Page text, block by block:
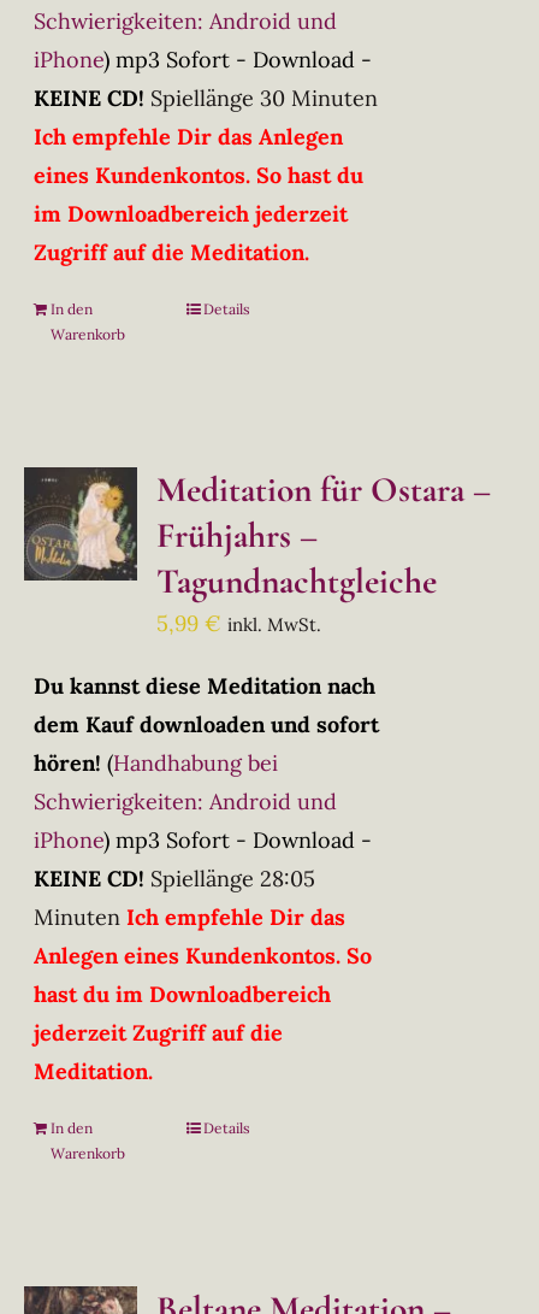
Schwierigkeiten: Android und
iPhone) mp3 Sofort - Download -
KEINE CD! Spiellänge 30 Minuten
Ich empfehle Dir das Anlegen
eines Kundenkontos. So hast du
im Downloadbereich jederzeit
Zugriff auf die Meditation.
In den
Warenkorb
Details
Meditation für Ostara –
Frühjahrs –
Tagundnachtgleiche
5,99€ inkl. MwSt.
Du kannst diese Meditation nach
dem Kauf downloaden und sofort
hören! (Handhabung bei
Schwierigkeiten: Android und
iPhone) mp3 Sofort - Download -
KEINE CD! Spiellänge 28:05
Minuten Ich empfehle Dir das
Anlegen eines Kundenkontos. So
hast du im Downloadbereich
jederzeit Zugriff auf die
Meditation.
In den
Warenkorb
Details